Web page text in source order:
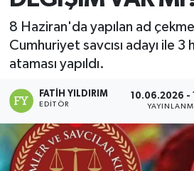
8 Haziran'da yapılan ad
Cumhuriyet savcısı adayı ile 3
ataması yapıldı.
FATIH YILDIRIM
EDITÖR
10.06.2026 -
Son Dakika Haberleri
Haber Arşivi